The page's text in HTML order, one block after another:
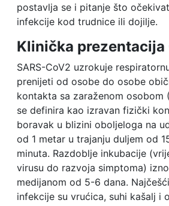
postavlja se i pitanje što
infekcije kod trudnice ili dojilje.
Klinička prezentacija
SARS-CoV2 uzrokuje
prenijeti od osobe do osobe
kontakta sa zaraženom osobom
se definira kao izravan fizički
boravak u blizini oboljeloga na
od 1 metar u trajanju duljem od
minuta. Razdoblje inkubacije
virusu do razvoja simptoma)
medijanom od 5-6 dana.
infekcije su vrućica, suhi kašalj i